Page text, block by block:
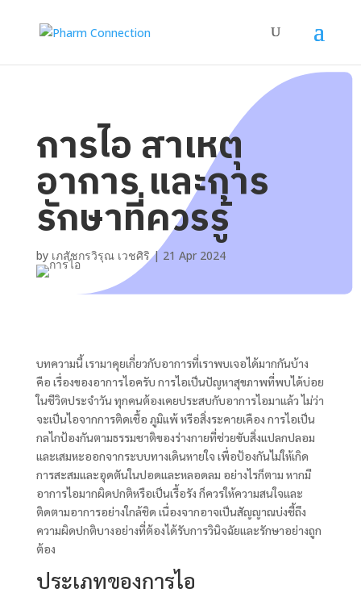
การไอ สาเหตุ
อาการ และการ
รักษาที่ควรรู้
by เภสัชกรวิรุณ เวชศิริ| 21 Apr 2024
บทความนี้ เรามาคุยเกี่ยวกับอาการที่เราพบเจอได้มากกันบ้าง
คือ เรื่องของอาการไอครับ การไอเป็นปัญหาสุขภาพที่พบได้บ่อย
ในชีวิตประจำวัน ทุกคนต้องเคยประสบกับอาการไอมาแล้ว ไม่ว่า
จะเป็นไอจากการติดเชื้อ ภูมิแพ้ หรือสิ่งระคายเคือง การไอเป็น
กลไกป้องกันตามธรรมชาติของร่างกายที่ช่วยขับสิ่งแปลกปลอม
และเสมหะออกจากระบบทางเดินหายใจ เพื่อป้องกันไม่ให้เกิด
การสะสมและอุดตันในปอดและหลอดลม อย่างไรก็ตาม หากมี
อาการไอมากผิดปกติหรือเป็นเรื้อรัง ก็ควรให้ความสนใจและ
ติดตามอาการอย่างใกล้ชิด เนื่องจากอาจเป็นสัญญาณบ่งชี้ถึง
ความผิดปกติบางอย่างที่ต้องได้รับการวินิจฉัยและรักษาอย่างถูก
ต้อง
ประเภทของการไอ